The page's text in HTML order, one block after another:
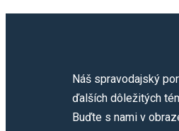
Náš spravodajský
ďalších dôležitých
Buďte s nami v